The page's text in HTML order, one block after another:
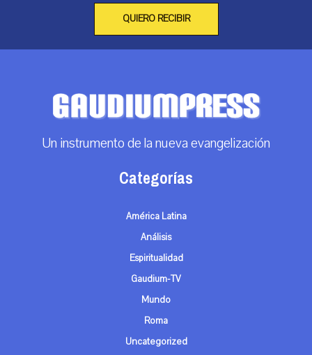
QUIERO RECIBIR
Un instrumento de la nueva evangelización
Categorías
América Latina
Análisis
Espiritualidad
Gaudium-TV
Mundo
Roma
Uncategorized